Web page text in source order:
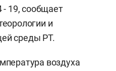
19, сообщает
и
среды РТ.
воздуха